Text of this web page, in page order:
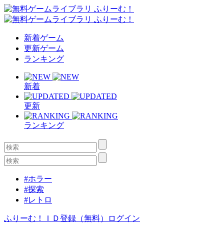
新着ゲーム
更新ゲーム
ランキング
新着
更新
ランキング
#ホラー
#探索
#レトロ
ふりーむ！ＩＤ登録（無料） ログイン